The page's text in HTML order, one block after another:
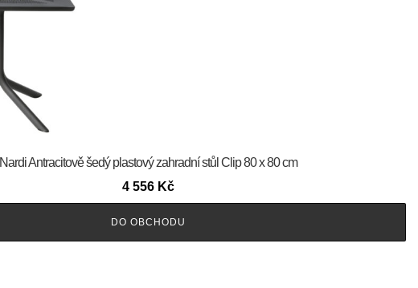
Nardi Antracitově šedý plastový zahradní stůl Clip 80 x 80 cm
4 556 Kč
DO OBCHODU